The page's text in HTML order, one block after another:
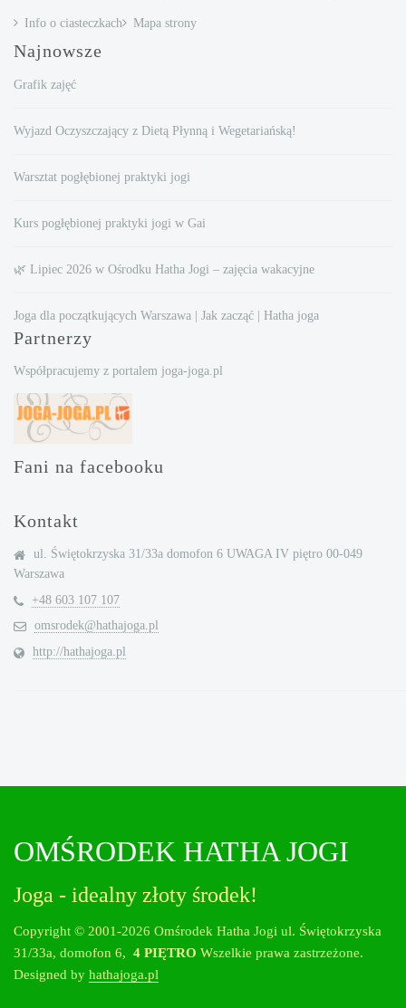
Info o ciasteczkach Mapa strony
Najnowsze
Grafik zajęć
Wyjazd Oczyszczający z Dietą Płynną i Wegetariańską!
Warsztat pogłębionej praktyki jogi
Kurs pogłębionej praktyki jogi w Gai
🌿 Lipiec 2026 w Ośrodku Hatha Jogi – zajęcia wakacyjne
Joga dla początkujących Warszawa | Jak zacząć | Hatha joga
Partnerzy
Współpracujemy z portalem joga-joga.pl
Fani na facebooku
Kontakt
ul. Świętokrzyska 31/33a domofon 6 UWAGA IV piętro 00-049
Warszawa
+48 603 107 107
omsrodek@hathajoga.pl
http://hathajoga.pl
OMŚRODEK HATHA JOGI
Joga - idealny złoty środek!
Copyright © 2001-2026 Omśrodek Hatha Jogi ul. Świętokrzyska
31/33a, domofon 6, 4 PIĘTRO Wszelkie prawa zastrzeżone.
Designed by hathajoga.pl